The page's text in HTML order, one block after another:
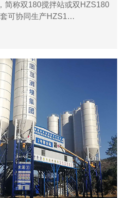
简称双180搅拌站或双HZS180
可协同生产HZS1…